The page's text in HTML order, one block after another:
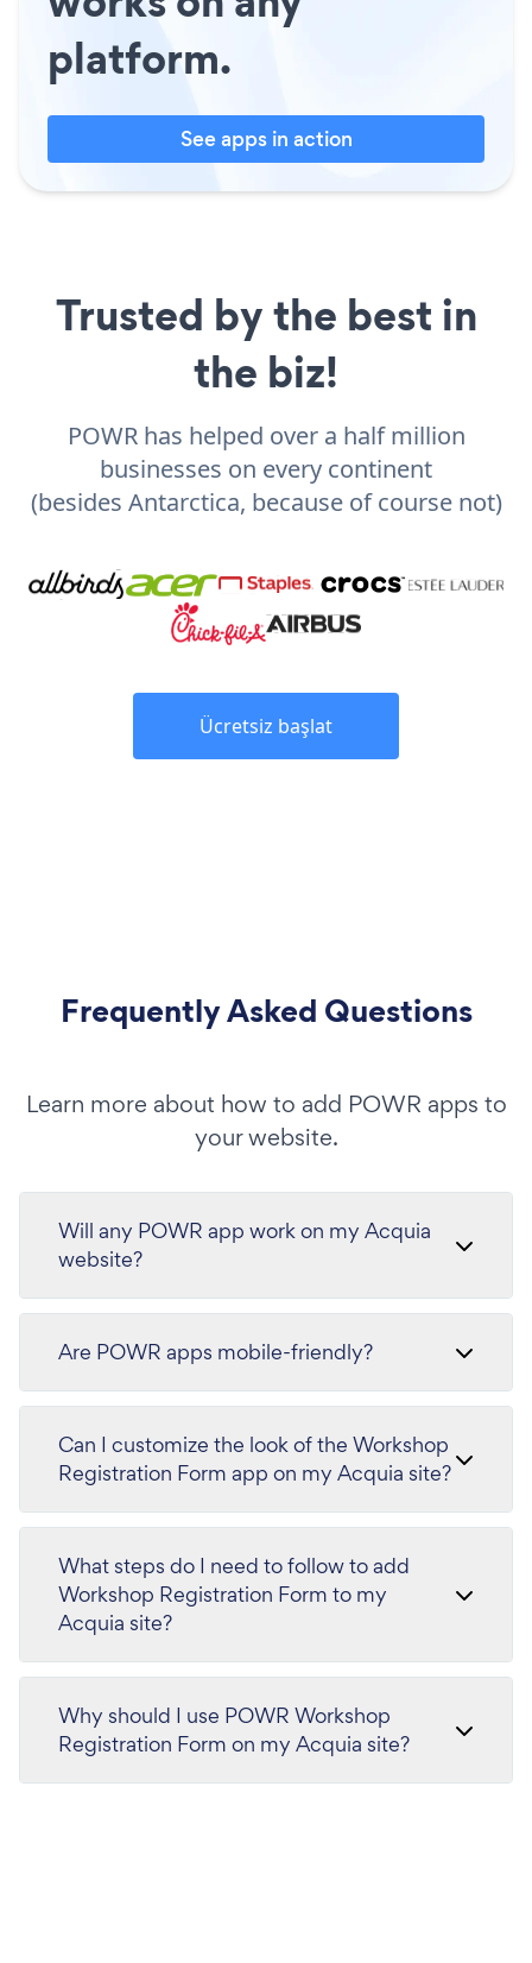
platform.
See apps in action
Trusted by the best in
the biz!
POWR has helped over a half million
businesses on every continent
(besides Antarctica, because of course not)
Ücretsiz başlat
Frequently Asked Questions
Learn more about how to add POWR apps to
your website.
Will any POWR app work on my Acquia
website?
Are POWR apps mobile-friendly?
Can I customize the look of the Workshop
Registration Form app on my Acquia site?
What steps do I need to follow to add
Workshop Registration Form to my
Acquia site?
Why should I use POWR Workshop
Registration Form on my Acquia site?